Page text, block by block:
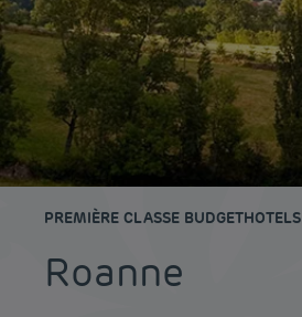
PREMIÈRE CLASSE BUDGETHOTELS
Roanne